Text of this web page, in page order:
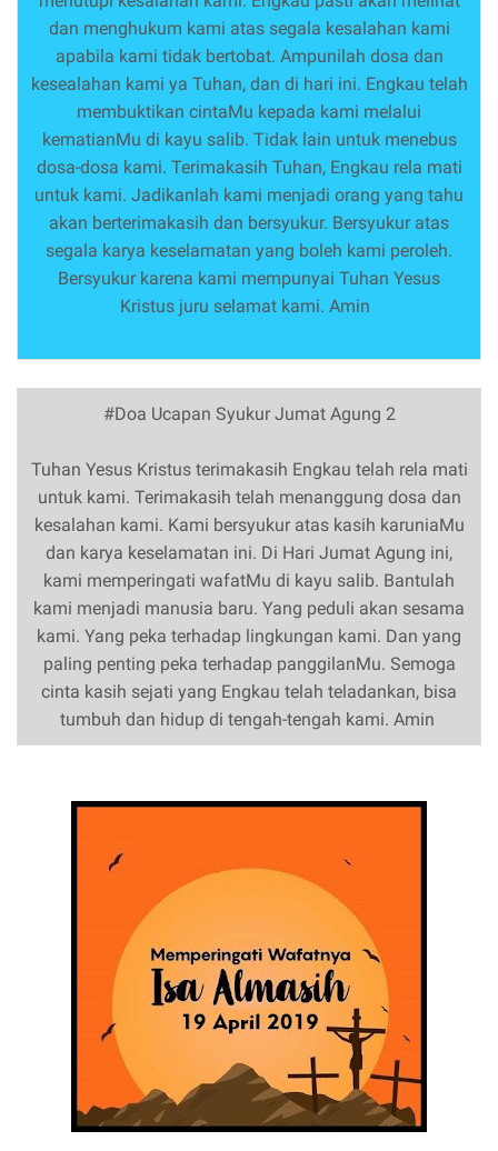
dan menghukum kami atas segala kesalahan kami
apabila kami tidak bertobat. Ampunilah dosa dan
kesealahan kami ya Tuhan, dan di hari ini. Engkau telah
membuktikan cintaMu kepada kami melalui
kematianMu di kayu salib. Tidak lain untuk menebus
dosa-dosa kami. Terimakasih Tuhan, Engkau rela mati
untuk kami. Jadikanlah kami menjadi orang yang tahu
akan berterimakasih dan bersyukur. Bersyukur atas
segala karya keselamatan yang boleh kami peroleh.
Bersyukur karena kami mempunyai Tuhan Yesus
Kristus juru selamat kami. Amin
#Doa Ucapan Syukur Jumat Agung 2
Tuhan Yesus Kristus terimakasih Engkau telah rela mati
untuk kami. Terimakasih telah menanggung dosa dan
kesalahan kami. Kami bersyukur atas kasih karuniaMu
dan karya keselamatan ini. Di Hari Jumat Agung ini,
kami memperingati wafatMu di kayu salib. Bantulah
kami menjadi manusia baru. Yang peduli akan sesama
kami. Yang peka terhadap lingkungan kami. Dan yang
paling penting peka terhadap panggilanMu. Semoga
cinta kasih sejati yang Engkau telah teladankan, bisa
tumbuh dan hidup di tengah-tengah kami. Amin